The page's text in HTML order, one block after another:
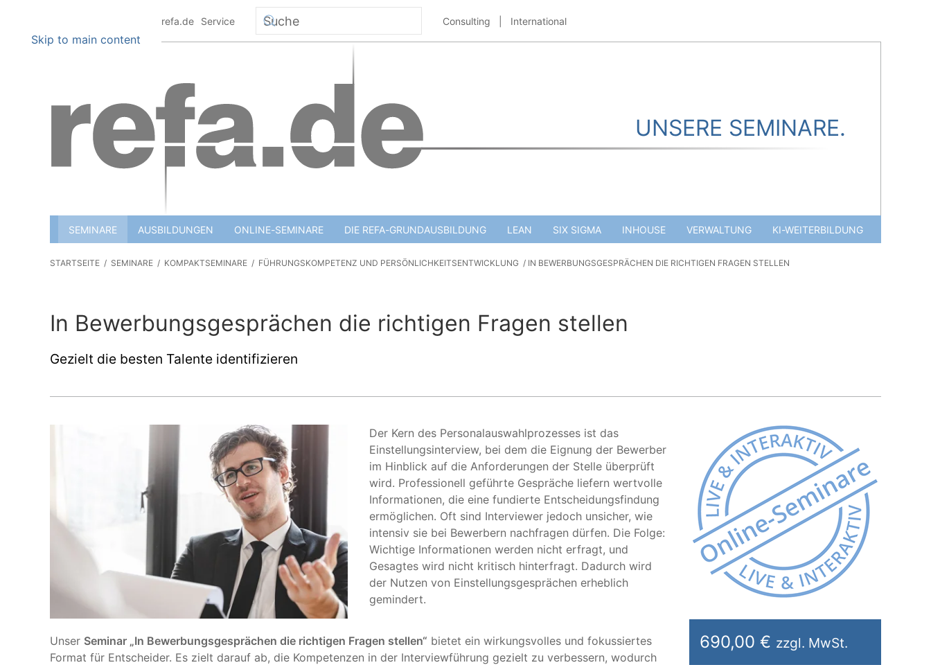
Skip to main content
info@refa.de Service Consulting International
UNSERE SEMINARE.
SEMINARE AUSBILDUNGEN ONLINE-SEMINARE DIE REFA-GRUNDAUSBILDUNG LEAN SIX SIGMA INHOUSE VERWALTUNG KI-WEITERBILDUNG
STARTSEITE SEMINARE KOMPAKTSEMINARE FÜHRUNGSKOMPETENZ UND PERSÖNLICHKEITSENTWICKLUNG IN BEWERBUNGSGESPRÄCHEN DIE RICHTIGEN FRAGEN STELLEN
In Bewerbungsgesprächen die richtigen Fragen stellen
Gezielt die besten Talente identifizieren
Der Kern des Personalauswahlprozesses ist das
Einstellungsinterview, bei dem die Eignung der Bewerber
im Hinblick auf die Anforderungen der Stelle überprüft
wird. Professionell geführte Gespräche liefern wertvolle
Informationen, die eine fundierte Entscheidungsfindung
ermöglichen. Oft sind Interviewer jedoch unsicher, wie
intensiv sie bei Bewerbern nachfragen dürfen. Die Folge:
Wichtige Informationen werden nicht erfragt, und
Gesagtes wird nicht kritisch hinterfragt. Dadurch wird
der Nutzen von Einstellungsgesprächen erheblich
gemindert.
Unser Seminar „In Bewerbungsgesprächen die richtigen Fragen stellen“ bietet ein wirkungsvolles und fokussiertes
Format für Entscheider. Es zielt darauf ab, die Kompetenzen in der Interviewführung gezielt zu verbessern, wodurch
690,00 € zzgl. MwSt.